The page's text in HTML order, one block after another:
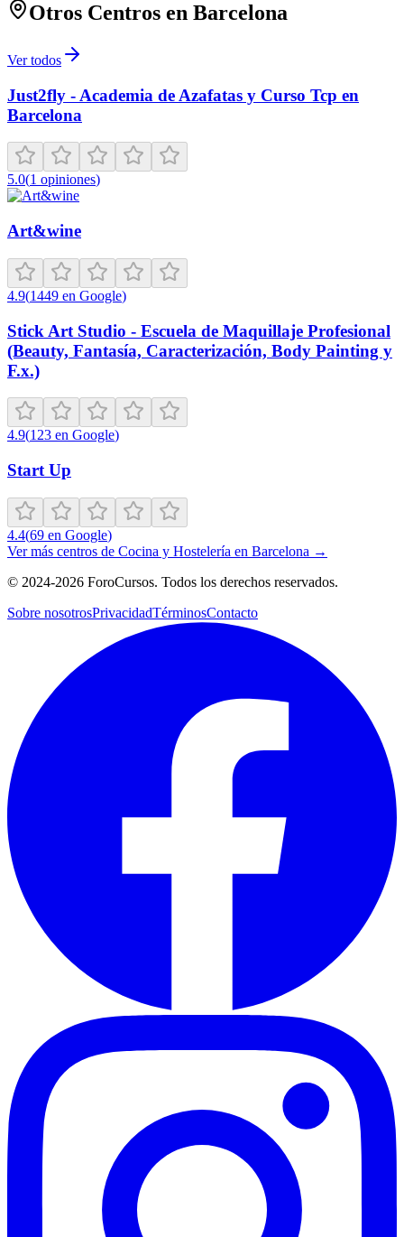
Otros Centros en Barcelona
Ver todos
Just2fly - Academia de Azafatas y Curso Tcp en
Barcelona
5.0(1 opiniones)
Art&wine
4.9(1449 en Google)
Stick Art Studio - Escuela de Maquillaje Profesional
(Beauty, Fantasía, Caracterización, Body Painting y
F.x.)
4.9(123 en Google)
Start Up
4.4(69 en Google)
Ver más centros de Cocina y Hostelería en Barcelona →
© 2024-2026 ForoCursos. Todos los derechos reservados.
Sobre nosotrosPrivacidadTérminosContacto